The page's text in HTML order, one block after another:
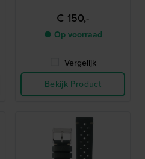
€ 150,-
● Op voorraad
Vergelijk
Bekijk Product